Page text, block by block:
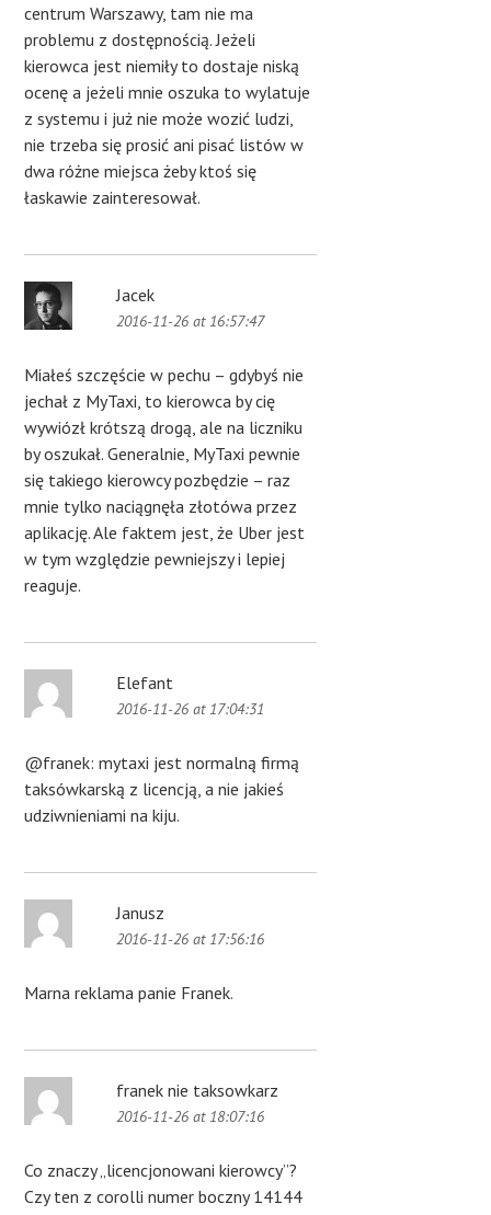
centrum Warszawy, tam nie ma
problemu z dostępnością. Jeżeli
kierowca jest niemiły to dostaje niską
ocenę a jeżeli mnie oszuka to wylatuje
z systemu i już nie może wozić ludzi,
nie trzeba się prosić ani pisać listów w
dwa różne miejsca żeby ktoś się
łaskawie zainteresował.
Jacek
2016-11-26 at 16:57:47
Miałeś szczęście w pechu – gdybyś nie
jechał z MyTaxi, to kierowca by cię
wywiózł krótszą drogą, ale na liczniku
by oszukał. Generalnie, MyTaxi pewnie
się takiego kierowcy pozbędzie – raz
mnie tylko naciągnęła złotówa przez
aplikację. Ale faktem jest, że Uber jest
w tym względzie pewniejszy i lepiej
reaguje.
Elefant
2016-11-26 at 17:04:31
@franek: mytaxi jest normalną firmą
taksówkarską z licencją, a nie jakieś
udziwnieniami na kiju.
Janusz
2016-11-26 at 17:56:16
Marna reklama panie Franek.
franek nie taksowkarz
2016-11-26 at 18:07:16
Co znaczy „licencjonowani kierowcy”?
Czy ten z corolli numer boczny 14144